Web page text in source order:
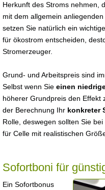
Herkunft des Stroms nehmen,
mit dem allgemein
setzen Sie natürlich ein
für ökostrom entscheiden,
Stromerzeuger.
Grund- und Arbeitspreis sind
Selbst wenn Sie einen
höherer Grundpreis den Effekt
der Berechnung Ihr konkreter
Rolle, deswegen sollten Sie
für Celle mit realistischen
Sofortboni für
Ein Sofortbonus